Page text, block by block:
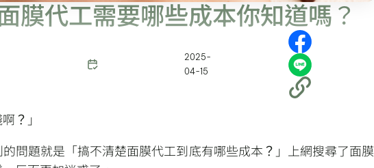
膜代工需要哪些成本你知道嗎？
2025-
04-15
？」
問題就是「搞不清楚面膜代工到底有哪些成本？」上網搜尋了面膜